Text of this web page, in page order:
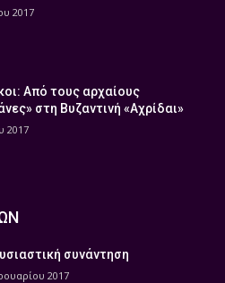
2017
Από τους αρχαίους
στη Βυζαντινή «Αχρίδαι»
2017
συνάντηση
2017